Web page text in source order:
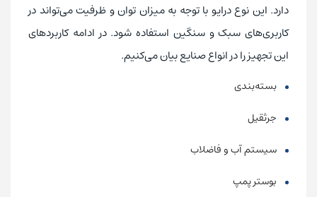
دارد. این نوع درایو با توجه به میزان توان و ظرفیت می‌تواند در
کاربری‌های سبک و سنگین استفاده شود. در ادامه کاربردهای
این تجهیز را در انواع صنایع بیان می‌کنیم.
بسته‌بندی
جرثقیل
سیستم آب و فاضلاب
بوستر پمپ